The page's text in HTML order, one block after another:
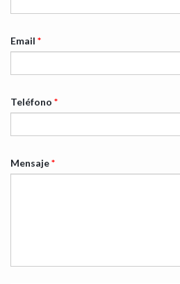
Email *
Teléfono *
Mensaje*